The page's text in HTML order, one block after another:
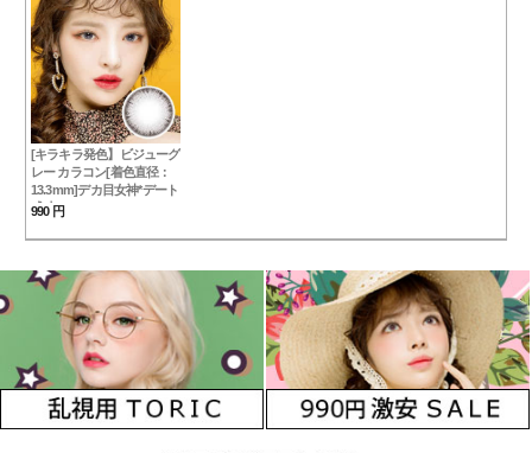
[キラキラ発色】ビジューグ
レー カラコン[着色直径：
13.3mm]デカ目女神*デート
成功BijouJewelryGray
990 円